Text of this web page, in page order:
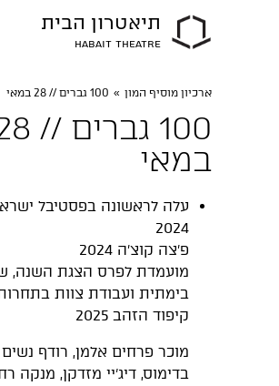
תיאטרון הבית
HABAIT THEATRE
ארכיון מוסיף המון » 100 גברים // 28 במאי
100
במאי
עלה לראשונה בפסטיבל
2024
פ׳צה קוצ׳ה 2024
מועמדת לפרס הצגת השנה,
בימתית ועבודת צוות
קיפוד הזהב 2025
מוכר פרחים אלמן, רודף נשים
בדימוס, דיג'יי מזדקן, מנקה